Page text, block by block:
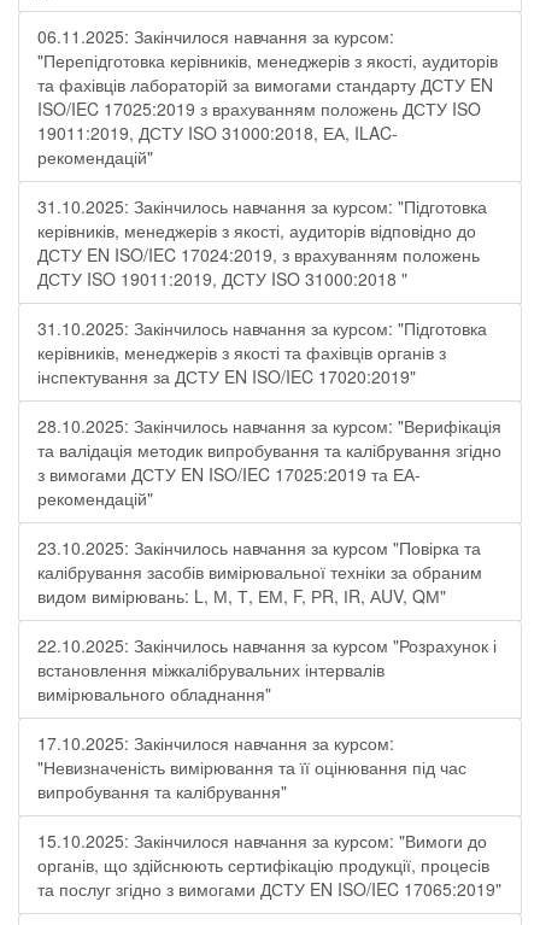
06.11.2025: Закінчилося навчання за курсом:
"Перепідготовка керівників, менеджерів з якості, аудиторів
та фахівців лабораторій за вимогами стандарту ДСТУ EN
ISO/IEC 17025:2019 з врахуванням положень ДСТУ ISO
19011:2019, ДСТУ ISO 31000:2018, ЕА, ILAC-
рекомендацій"
31.10.2025: Закінчилось навчання за курсом: "Підготовка
керівників, менеджерів з якості, аудиторів відповідно до
ДСТУ EN ISO/IEC 17024:2019, з врахуванням положень
ДСТУ ISO 19011:2019, ДСТУ ISO 31000:2018 "
31.10.2025: Закінчилось навчання за курсом: "Підготовка
керівників, менеджерів з якості та фахівців органів з
інспектування за ДСТУ EN ISO/IEC 17020:2019"
28.10.2025: Закінчилось навчання за курсом: "Верифікація
та валідація методик випробування та калібрування згідно
з вимогами ДСТУ EN ISO/IEC 17025:2019 та ЕА-
рекомендацій"
23.10.2025: Закінчилось навчання за курсом "Повірка та
калібрування засобів вимірювальної техніки за обраним
видом вимірювань: L, М, Т, ЕМ, F, РR, ІR, АUV, QМ"
22.10.2025: Закінчилось навчання за курсом "Розрахунок і
встановлення міжкалібрувальних інтервалів
вимірювального обладнання"
17.10.2025: Закінчилося навчання за курсом:
"Невизначеність вимірювання та її оцінювання під час
випробування та калібрування"
15.10.2025: Закінчилося навчання за курсом: "Вимоги до
органів, що здійснюють сертифікацію продукції, процесів
та послуг згідно з вимогами ДСТУ EN ISO/IEC 17065:2019"